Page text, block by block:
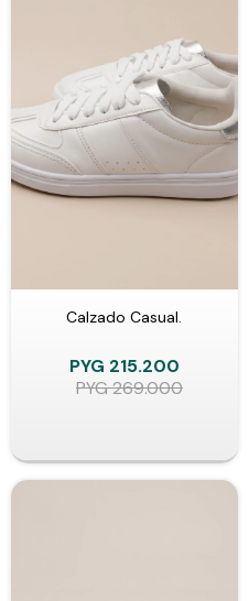
Calzado Casual.
PYG 215.200
PYG269.000